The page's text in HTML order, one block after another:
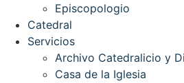
Episcopologio
Catedral
Servicios
Archivo Catedralicio y
Casa de la Iglesia